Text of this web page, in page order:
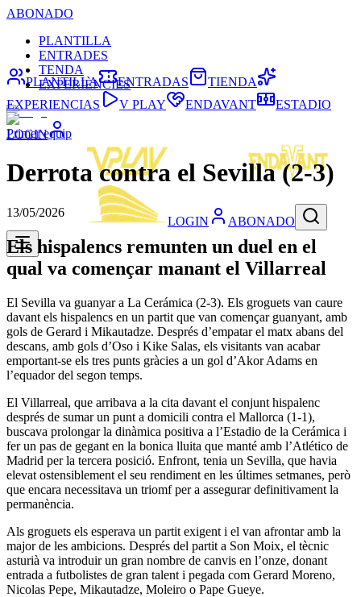
ABONADO
PLANTILLA
ENTRADES
TENDA
EXPERIÈNCIES
LOGIN
LOGIN ABONADO
PLANTILLA ENTRADAS
TIENDA
EXPERIENCIAS
V PLAY ENDAVANT ESTADIO
Primer equip
Derrota contra el Sevilla (2-3)
13/05/2026
Els hispalencs remunten un duel en el
qual va començar manant el Villarreal
El Sevilla va guanyar a La Cerámica (2-3). Els groguets van caure
davant els hispalencs en un partit que van començar guanyant, amb
gols de Gerard i Mikautadze. Després d’empatar el matx abans del
descans, amb gols d’Oso i Kike Salas, els visitants van acabar
emportant-se els tres punts gràcies a un gol d’Akor Adams en
l’equador del segon temps.
El Villarreal, que arribava a la cita davant el conjunt hispalenc
després de sumar un punt a domicili contra el Mallorca (1-1),
buscava prolongar la dinàmica positiva a l’Estadio de la Cerámica i
fer un pas de gegant en la bonica lluita que manté amb l’Atlético de
Madrid per la tercera posició. Enfront, tenia un Sevilla, que havia
elevat ostensiblement el seu rendiment en les últimes setmanes, però
que encara necessitava un triomf per a assegurar definitivament la
permanència.
Als groguets els esperava un partit exigent i el van afrontar amb la
major de les ambicions. Després del partit a Son Moix, el tècnic
asturià va introduir un gran nombre de canvis en l’onze, donant
entrada a futbolistes de gran talent i pegada com Gerard Moreno,
Nicolas Pepe, Mikautadze, Moleiro o Pape Gueye.